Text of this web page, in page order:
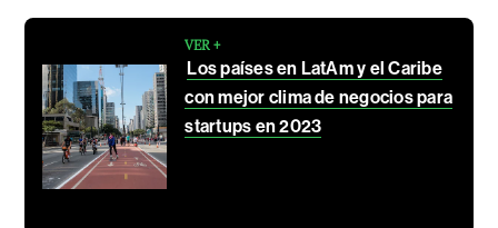
VER +
Los países en LatAm y el Caribe
con mejor clima de negocios para
startups en 2023